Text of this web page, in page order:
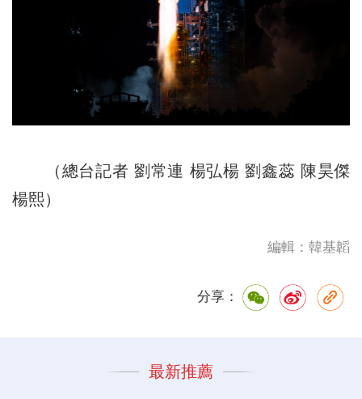
（總台記者 劉常連 楊弘楊 劉鑫蕊 陳昊傑
楊熙）
編輯：韓基韜
分享：
最新推薦